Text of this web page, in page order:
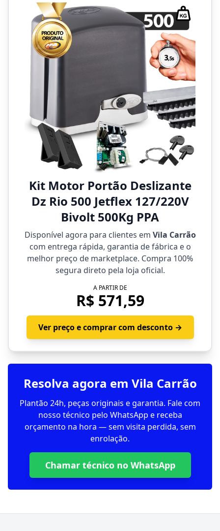
Kit Motor Portão Deslizante
Dz Rio 500 Jetflex 127/220V
Bivolt 500Kg PPA
Disponível agora para clientes em Vila Carrão
com entrega rápida, garantia de fábrica e o
melhor preço de marketplace. Compra 100%
segura direto pela loja oficial.
A PARTIR DE
R$ 571,59
Ver preço e comprar com desconto →
Resolva agora em Vila Carrão
Plantão 24h, peças originais e garantia. Fale com
nosso técnico pelo WhatsApp e receba
orçamento na hora — sem visita perdida, sem
enrolação.
Chamar técnico no WhatsApp